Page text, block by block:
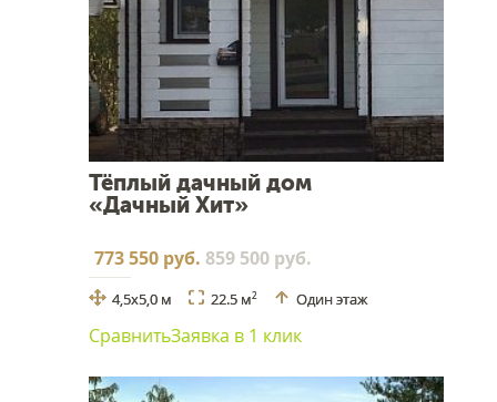
Тёплый дачный дом
«Дачный Хит»
773 550 руб. 859 500 руб.
4,5х5,0 м 22.5 м2 Один этаж
СравнитьЗаявка в 1 клик